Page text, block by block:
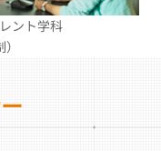
ント学科